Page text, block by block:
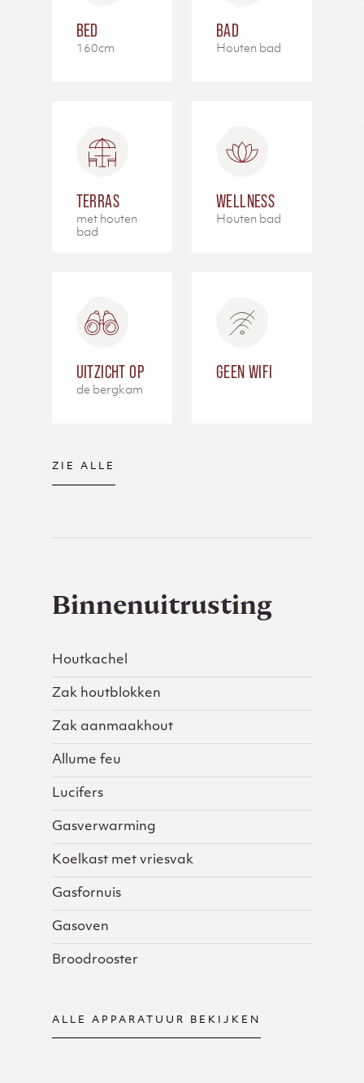
BED
160cm
BAD
Houten bad
TERRAS
met houten
bad
WELLNESS
Houten bad
UITZICHT OP
de bergkam
GEEN WIFI
ZIE ALLE
Binnenuitrusting
Houtkachel
Zak houtblokken
Zak aanmaakhout
Allume feu
Lucifers
Gasverwarming
Koelkast met vriesvak
Gasfornuis
Gasoven
Broodrooster
ALLE APPARATUUR BEKIJKEN